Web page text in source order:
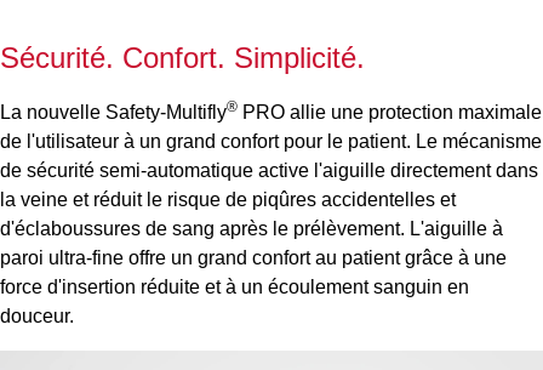
Sécurité. Confort. Simplicité.
La nouvelle Safety-Multifly® PRO allie une protection maximale
de l'utilisateur à un grand confort pour le patient. Le mécanisme
de sécurité semi-automatique active l'aiguille directement dans
la veine et réduit le risque de piqûres accidentelles et
d'éclaboussures de sang après le prélèvement. L'aiguille à
paroi ultra-fine offre un grand confort au patient grâce à une
force d'insertion réduite et à un écoulement sanguin en
douceur.